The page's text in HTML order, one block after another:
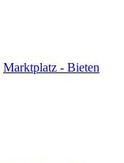
Marktplatz - Bieten